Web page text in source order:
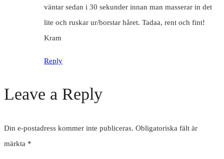
väntar sedan i 30 sekunder innan man masserar in det
lite och ruskar ur/borstar håret. Tadaa, rent och fint!
Kram
Reply
Leave a Reply
Din e-postadress kommer inte publiceras. Obligatoriska fält är
märkta *